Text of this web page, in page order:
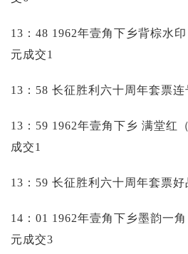
13：48 1962年壹角下乡背棕水
元成交1
13：58 长征胜利六十周年套票
13：59 1962年壹角下乡 满堂红
成交1
13：59 长征胜利六十周年套票
14：01 1962年壹角下乡墨韵一
元成交3